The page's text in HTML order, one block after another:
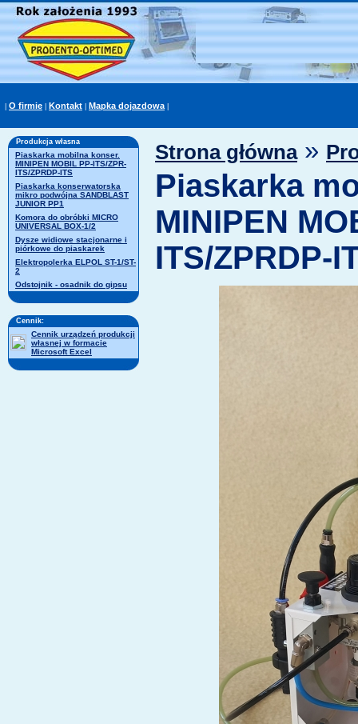
O firmie Kontakt Mapka dojazdowa|
Produkcja własna
Piaskarka mobilna konser.
MINIPEN MOBIL PP-ITS/ZPR-
ITS/ZPRDP-ITS
Piaskarka konserwatorska
mikro podwójna SANDBLAST
JUNIOR PP1
Komora do obróbki MICRO
UNIVERSAL BOX-1/2
Dysze widiowe stacjonarne i
piórkowe do piaskarek
Elektropolerka ELPOL ST-1/ST-
2
Odstojnik - osadnik do gipsu
Cennik:
Cennik urządzeń produkcji
własnej w formacie
Microsoft Excel
Strona główna»
Piaskarka
MINIPEN
ITS/ZPRDP-